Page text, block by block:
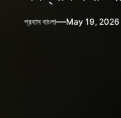
প্রবাস বাংলা May 19, 2026